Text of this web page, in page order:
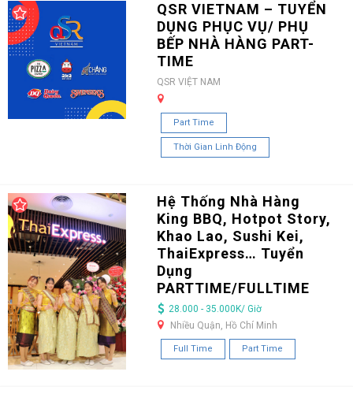
QSR VIETNAM – TUYỂN
DỤNG PHỤC VỤ/ PHỤ
BẾP NHÀ HÀNG PART-
TIME
QSR VIỆT NAM
Part Time
Thời Gian Linh Động
Hệ Thống Nhà Hàng
King BBQ, Hotpot Story,
Khao Lao, Sushi Kei,
ThaiExpress… Tuyển
Dụng
PARTTIME/FULLTIME
28.000 - 35.000K/ Giờ
Nhiều Quận, Hồ Chí Minh
Full Time Part Time